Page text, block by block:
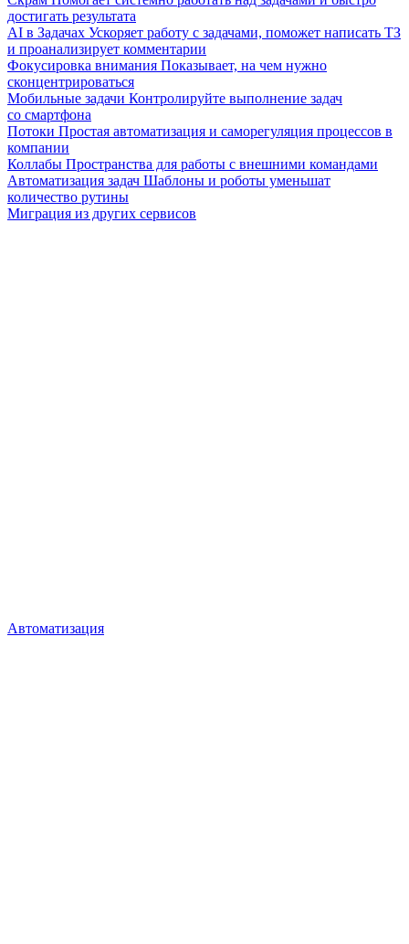
достигать результата
AI в Задачах Ускоряет работу с задачами, поможет написать ТЗ
и проанализирует комментарии
Фокусировка внимания Показывает, на чем нужно
сконцентрироваться
Мобильные задачи Контролируйте выполнение задач
со смартфона
Потоки Простая автоматизация и саморегуляция процессов в
компании
Коллабы Пространства для работы с внешними командами
Автоматизация задач Шаблоны и роботы уменьшат
количество рутины
Миграция из других сервисов
Автоматизация